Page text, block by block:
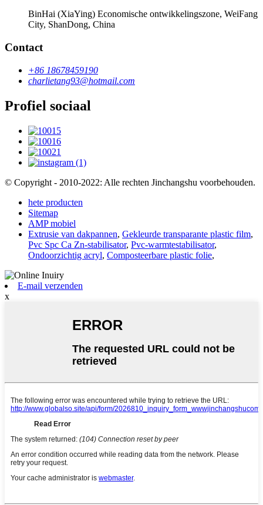
BinHai (XiaYing) Economische ontwikkelingszone, WeiFang
City, ShanDong, China
Contact
+86 18678459190
charlietang93@hotmail.com
Profiel sociaal
© Copyright - 2010-2022: Alle rechten Jinchangshu voorbehouden.
hete producten
Sitemap
AMP mobiel
Extrusie van dakpannen, Gekleurde transparante plastic film,
Pvc Spc Ca Zn-stabilisator, Pvc-warmtestabilisator,
Ondoorzichtig acryl, Composteerbare plastic folie,
E-mail verzenden
x